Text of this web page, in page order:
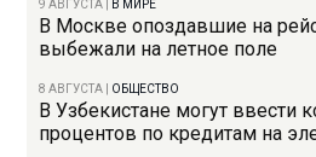
9 АВГУСТА В МИРЕ
В Москве опоздавшие на
выбежали на летное поле
8 АВГУСТА ОБЩЕСТВО
В Узбекистане могут ввести
процентов по кредитам на